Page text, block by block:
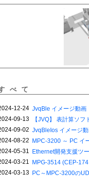
べて